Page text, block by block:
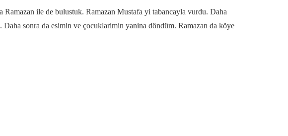
ile de bulustuk. Ramazan Mustafa yi tabancayla vurdu. Daha
sonra da esimin ve çocuklarimin yanina döndüm. Ramazan da köye